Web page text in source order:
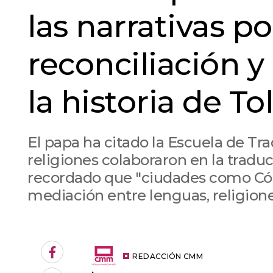
las narrativas
reconciliación
la historia de
El papa ha citado la Escuela de
religiones colaboraron en la
recordado que "ciudades como
mediación entre lenguas,
Facebook REDACCIÓN CMM